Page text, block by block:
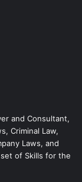
and Consultant,
Criminal Law,
Laws, and
of Skills for the